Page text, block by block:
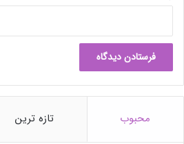
محبوب تازه ترین